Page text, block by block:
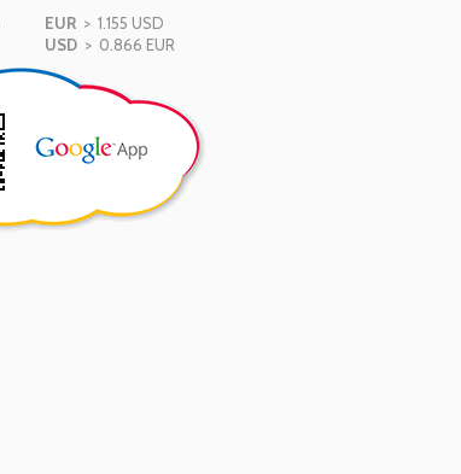
EUR> 1.155 USD
USD> 0.866 EUR